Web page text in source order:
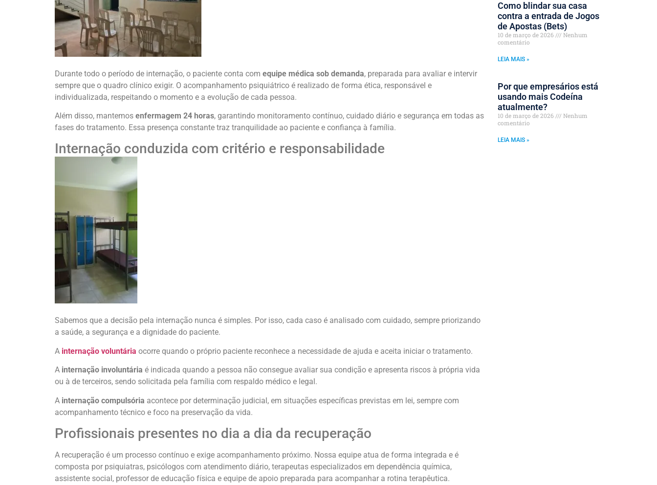
Durante todo o período de internação, o paciente conta com equipe médica sob demanda, preparada para avaliar e intervir
sempre que o quadro clínico exigir. O acompanhamento psiquiátrico é realizado de forma ética, responsável e
individualizada, respeitando o momento e a evolução de cada pessoa.
Além disso, mantemos enfermagem 24 horas, garantindo monitoramento contínuo, cuidado diário e segurança em todas as
fases do tratamento. Essa presença constante traz tranquilidade ao paciente e confiança à família.
Internação conduzida com critério e responsabilidade
Sabemos que a decisão pela internação nunca é simples. Por isso, cada caso é analisado com cuidado, sempre priorizando
a saúde, a segurança e a dignidade do paciente.
A internação voluntária ocorre quando o próprio paciente reconhece a necessidade de ajuda e aceita iniciar o tratamento.
A internação involuntária é indicada quando a pessoa não consegue avaliar sua condição e apresenta riscos à própria vida
ou à de terceiros, sendo solicitada pela família com respaldo médico e legal.
A internação compulsória acontece por determinação judicial, em situações específicas previstas em lei, sempre com
acompanhamento técnico e foco na preservação da vida.
Profissionais presentes no dia a dia da recuperação
A recuperação é um processo contínuo e exige acompanhamento próximo. Nossa equipe atua de forma integrada e é
composta por psiquiatras, psicólogos com atendimento diário, terapeutas especializados em dependência química,
assistente social, professor de educação física e equipe de apoio preparada para acompanhar a rotina terapêutica.
Como blindar sua casa
contra a entrada de Jogos
de Apostas (Bets)
10 de março de 2026
Nenhum
comentário
LEIA MAIS »
Por que empresários está
usando mais Codeína
atualmente?
10 de março de 2026
Nenhum
comentário
LEIA MAIS »